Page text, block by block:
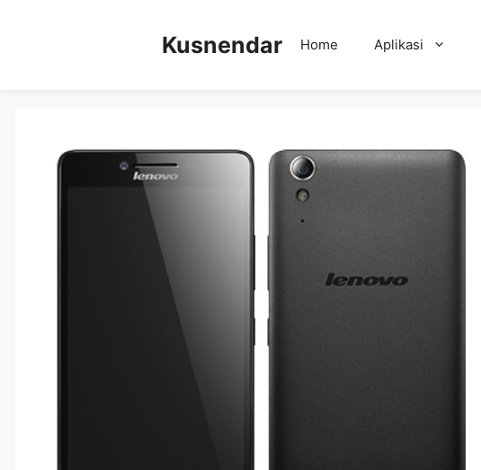
Kusnendar Home Aplikasi